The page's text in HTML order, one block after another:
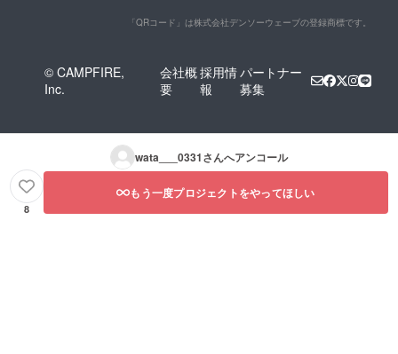
「QRコード」は株式会社デンソーウェーブの登録商標です。
© CAMPFIRE,
Inc.
会社概
要
採用情
報
パートナー
募集
wata___0331さんへアンコール
8
もう一度プロジェクトをやってほしい